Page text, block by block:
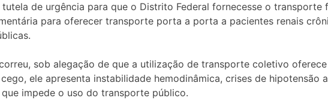
tutela de urgência para que o Distrito Federal fornecesse o
para oferecer transporte porta a porta a pacientes renais
sob alegação de que a utilização de transporte coletivo
ele apresenta instabilidade hemodinâmica, crises de hipotensão
impede o uso do transporte público.